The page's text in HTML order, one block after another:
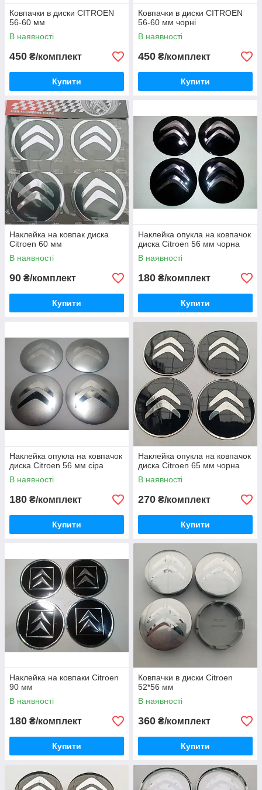
Ковпачки в диски CITROEN
56-60 мм
В наявності
450 ₴/комплект
Купити
Ковпачки в диски CITROEN
56-60 мм чорні
В наявності
450 ₴/комплект
Купити
Наклейка на ковпак диска
Citroen 60 мм
В наявності
90 ₴/комплект
Купити
Наклейка опукла на ковпачок
диска Citroen 56 мм чорна
В наявності
180 ₴/комплект
Купити
Наклейка опукла на ковпачок
диска Citroen 56 мм сіра
В наявності
180 ₴/комплект
Купити
Наклейка опукла на ковпачок
диска Citroen 65 мм чорна
В наявності
270 ₴/комплект
Купити
Наклейка на ковпаки Citroen
90 мм
В наявності
180 ₴/комплект
Купити
Ковпачки в диски Citroen
52*56 мм
В наявності
360 ₴/комплект
Купити